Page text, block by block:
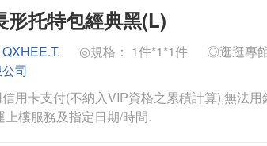
形托特包經典黑(L)
QXHEE.T. ◎規格： 1件*1*1件 ◎逛逛專
司
用卡支付(不納入VIP資格之累積計算),無法用
上樓服務及指定日期/時間.